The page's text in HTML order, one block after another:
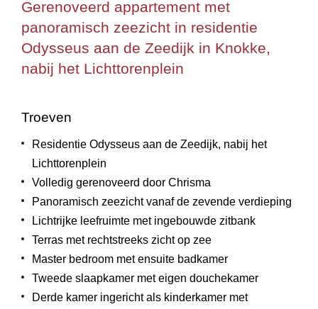
Gerenoveerd appartement met
panoramisch zeezicht in residentie
Odysseus aan de Zeedijk in Knokke,
nabij het Lichttorenplein
Troeven
Residentie Odysseus aan de Zeedijk, nabij het
Lichttorenplein
Volledig gerenoveerd door Chrisma
Panoramisch zeezicht vanaf de zevende verdieping
Lichtrijke leefruimte met ingebouwde zitbank
Terras met rechtstreeks zicht op zee
Master bedroom met ensuite badkamer
Tweede slaapkamer met eigen douchekamer
Derde kamer ingericht als kinderkamer met